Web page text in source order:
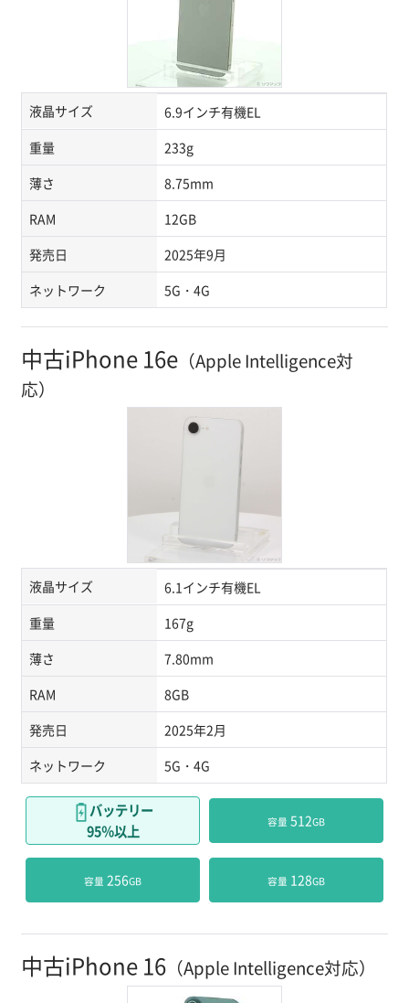
液晶サイズ
6.9インチ有機EL
重量
233g
薄さ
8.75mm
RAM
12GB
発売日
2025年9月
ネットワーク
5G・4G
中古iPhone 16e （Apple Intelligence対
応）
液晶サイズ
6.1インチ有機EL
重量
167g
薄さ
7.80mm
RAM
8GB
発売日
2025年2月
ネットワーク
5G・4G
バッテリー
95％以上
容量 512GB
容量 256GB 容量 128GB
中古iPhone 16 （Apple Intelligence対応）